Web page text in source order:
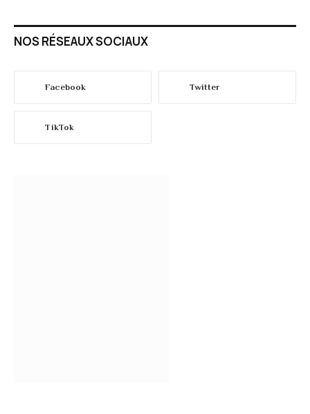
NOS RÉSEAUX SOCIAUX
Facebook Twitter
TikTok